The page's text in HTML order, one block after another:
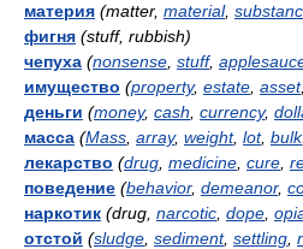
материя (matter, material,
фигня (stuff, rubbish)
чепуха (nonsense stuff,
имущество (property, estate asset,
деньги (money, cash currency,
масса (Mass array, weight, lot, bulk,
лекарство (drug medicine cure
поведение (behavior, demeanor,
наркотик (drug, narcotic dope
отстой (sludge sediment, settling